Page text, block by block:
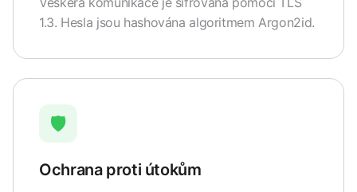
1.3. Hesla jsou hashována algoritmem Argon2id.
🛡️
Ochrana proti útokům